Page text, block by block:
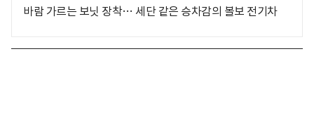
바람 가르는 보닛 장착… 세단 같은 승차감의 볼보 전기차